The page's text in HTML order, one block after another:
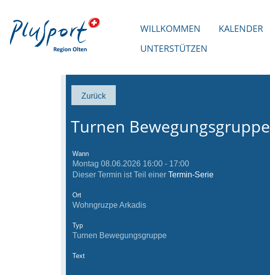
WILLKOMMEN KALENDER
UNTERSTÜTZEN
Zurück
Turnen Bewegungsgruppe
Wann
Montag 08.06.2026 16:00 - 17:00
Dieser Termin ist Teil einer Termin-Serie
Ort
Wohngruzpe Arkadis
Typ
Turnen Bewegungsgruppe
Text